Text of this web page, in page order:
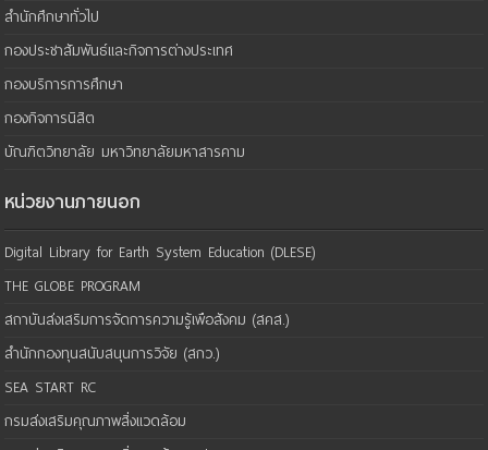
สำนักศึกษาทั่วไป
กองประชาสัมพันธ์และกิจการต่างประเทศ
กองบริการการศึกษา
กองกิจการนิสิต
บัณฑิตวิทยาลัย มหาวิทยาลัยมหาสารคาม
หน่วยงานภายนอก
Digital Library for Earth System Education (DLESE)
THE GLOBE PROGRAM
สถาบันส่งเสริมการจัดการความรู้เพือสังคม (สคส.)
สำนักกองทุนสนับสนุนการวิจัย (สกว.)
SEA START RC
กรมส่งเสริมคุณภาพสิ่งแวดล้อม